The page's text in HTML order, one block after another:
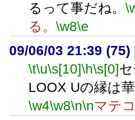
るって事だね。
る。 \w8\e
09/06/03 21:39 (75)
\t\u\s[10]\h\s[0]
LOOX Uの縁は
\w4\w8\n\nマテ